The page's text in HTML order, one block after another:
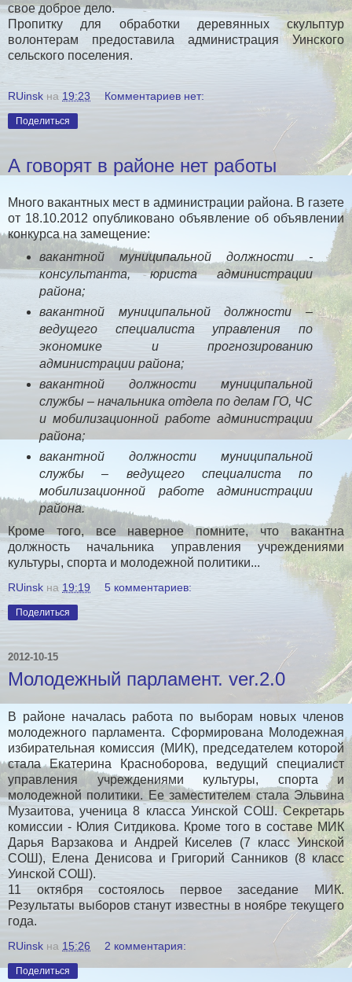
свое доброе дело.
Пропитку для обработки деревянных скульптур
волонтерам предоставила администрация Уинского
сельского поселения.
RUinsk на 19:23 Комментариев нет:
Поделиться
А говорят в районе нет работы
Много вакантных мест в администрации района. В газете
от 18.10.2012 опубликовано объявление об объявлении
конкурса на замещение:
вакантной муниципальной должности -
консультанта, юриста администрации
района;
вакантной муниципальной должности –
ведущего специалиста управления по
экономике и прогнозированию
администрации района;
вакантной должности муниципальной
службы – начальника отдела по делам ГО, ЧС
и мобилизационной работе администрации
района;
вакантной должности муниципальной
службы – ведущего специалиста по
мобилизационной работе администрации
района.
Кроме того, все наверное помните, что вакантна
должность начальника управления учреждениями
культуры, спорта и молодежной политики...
RUinsk на 19:19 5 комментариев:
Поделиться
2012-10-15
Молодежный парламент. ver.2.0
В районе началась работа по выборам новых членов
молодежного парламента. Сформирована Молодежная
избирательная комиссия (МИК), председателем которой
стала Екатерина Красноборова, ведущий специалист
управления учреждениями культуры, спорта и
молодежной политики. Ее заместителем стала Эльвина
Музаитова, ученица 8 класса Уинской СОШ. Секретарь
комиссии - Юлия Ситдикова. Кроме того в составе МИК
Дарья Варзакова и Андрей Киселев (7 класс Уинской
СОШ), Елена Денисова и Григорий Санников (8 класс
Уинской СОШ).
11 октября состоялось первое заседание МИК.
Результаты выборов станут известны в ноябре текущего
года.
RUinsk на 15:26 2 комментария:
Поделиться